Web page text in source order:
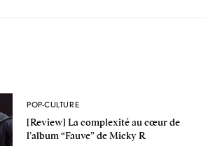
POP-CULTURE
[Review] La complexité au cœur de
l’album “Fauve” de Micky R